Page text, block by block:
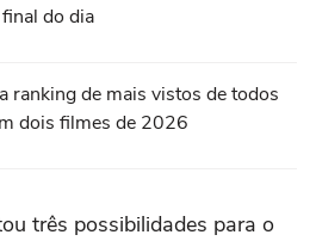
do dia
ranking de mais vistos de todos
dois filmes de 2026
três possibilidades para o